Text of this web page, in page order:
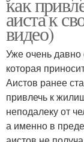
аиста к
видео)
Уже очень давно
которая
Аистов ранее
привлечь к
неподалеку от
а именно в